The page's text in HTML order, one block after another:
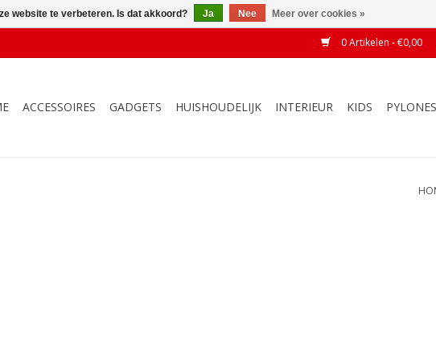
0 Artikelen - €0,00
ACCESSOIRES GADGETS HUISHOUDELIJK INTERIEUR KIDS PYLONES
website te verbeteren. Is dat akkoord? Ja Nee Meer over cookies »